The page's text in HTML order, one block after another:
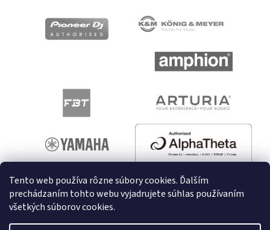
Tento web používa rôzne súbory cookies. Ďalším
prechádzaním tohto webu vyjadrujete súhlas používaním
všetkých súborov cookies.
Vytvoril Shoptet